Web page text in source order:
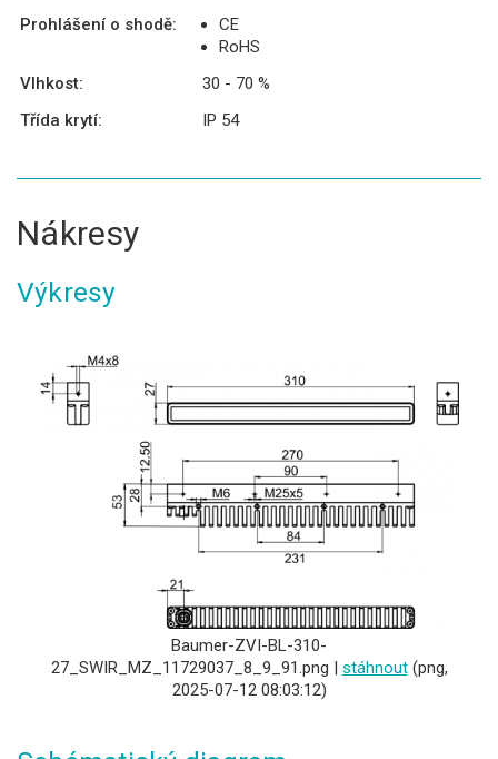
Prohlášení o shodě:
CE
RoHS
Vlhkost:
30 - 70 %
Třída krytí:
IP 54
Nákresy
Výkresy
Baumer-ZVI-BL-310-
27_SWIR_MZ_11729037_8_9_91.png | stáhnout(png,
2025-07-12 08:03:12)